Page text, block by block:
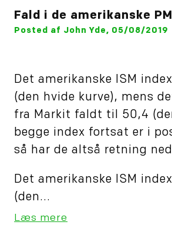
Fald i de amerikanske
Posted af John Yde, 05/08/2019
Det amerikanske ISM
(den hvide kurve), mens
fra Markit faldt til 50,4
begge index fortsat er i
så har de altså retning
Det amerikanske ISM
(den...
Læs mere